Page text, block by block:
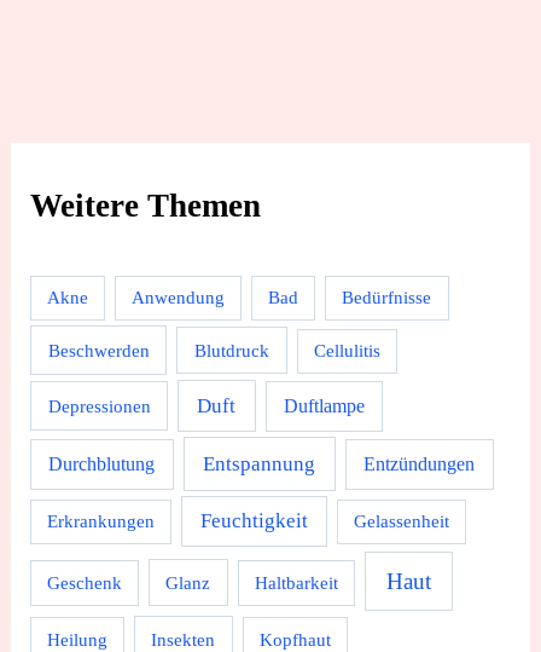
Weitere Themen
Akne Anwendung Bad Bedürfnisse
Beschwerden Blutdruck Cellulitis
Depressionen Duft Duftlampe
Durchblutung Entspannung Entzündungen
Erkrankungen Feuchtigkeit Gelassenheit
Geschenk Glanz Haltbarkeit Haut
Heilung Insekten Kopfhaut